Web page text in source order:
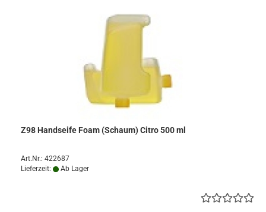
Z98 Handseife Foam (Schaum) Citro 500 ml
Art.Nr.: 422687
Lieferzeit:
Ab Lager